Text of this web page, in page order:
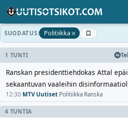
SUODATUS: Politiikka ×
1 TUNTI
Ranskan presidenttiehdokas Attal
sekaantuvan vaaleihin
12:30·MTV Uutiset·Politiikka·Ranska
4 TUNTIA